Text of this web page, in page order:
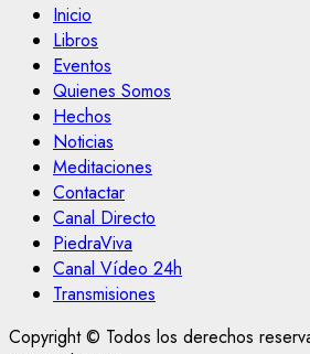
Inicio
Libros
Eventos
Quienes Somos
Hechos
Noticias
Meditaciones
Contactar
Canal Directo
PiedraViva
Canal Vídeo 24h
Transmisiones
Copyright © Todos los derechos